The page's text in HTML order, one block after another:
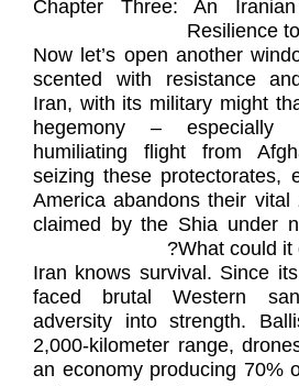
Chapter Three: An
Resilience
Now let’s open another
scented with resistance
Iran, with its military might
hegemony – especially
humiliating flight from
seizing these protectorates,
America abandons their vital
claimed by the Shia under
What could it
Iran knows survival. Since
faced brutal Western
adversity into strength.
2,000-kilometer range,
an economy producing 70%